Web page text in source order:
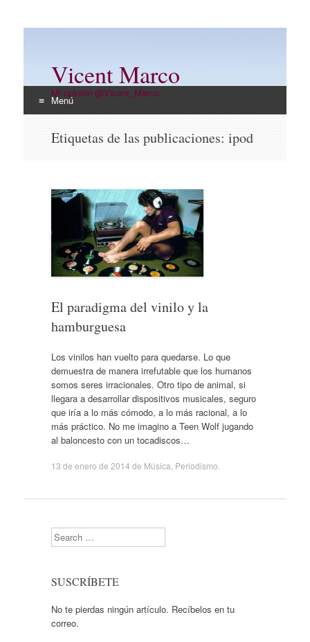
Vicent Marco
Mi opinión @Vicent_Marco
Menú
Etiquetas de las publicaciones: ipod
El paradigma del vinilo y la
hamburguesa
Los vinilos han vuelto para quedarse. Lo que
demuestra de manera irrefutable que los humanos
somos seres irracionales. Otro tipo de animal, si
llegara a desarrollar dispositivos musicales, seguro
que iría a lo más cómodo, a lo más racional, a lo
más práctico. No me imagino a Teen Wolf jugando
al baloncesto con un tocadiscos…
13 de enero de 2014 de Música Periodismo
Search
SUSCRÍBETE
No te pierdas ningún artículo. Recíbelos en tu
correo.